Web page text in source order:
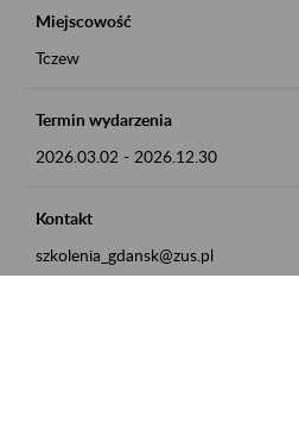
Miejscowość
Tczew
Termin wydarzenia
2026.03.02 - 2026.12.30
Kontakt
szkolenia_gdansk@zus.pl